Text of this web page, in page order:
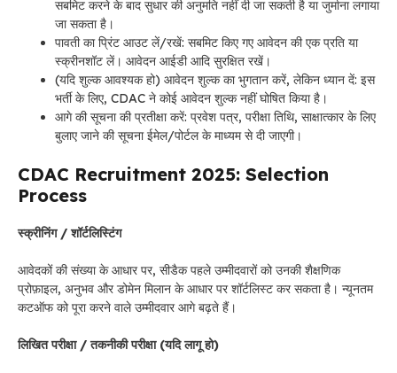
सबमिट करने के बाद सुधार की अनुमति नहीं दी जा सकती है या जुर्माना लगाया
जा सकता है।
पावती का प्रिंट आउट लें/रखें: सबमिट किए गए आवेदन की एक प्रति या
स्क्रीनशॉट लें। आवेदन आईडी आदि सुरक्षित रखें।
(यदि शुल्क आवश्यक हो) आवेदन शुल्क का भुगतान करें, लेकिन ध्यान दें: इस
भर्ती के लिए, CDAC ने कोई आवेदन शुल्क नहीं घोषित किया है।
आगे की सूचना की प्रतीक्षा करें: प्रवेश पत्र, परीक्षा तिथि, साक्षात्कार के लिए
बुलाए जाने की सूचना ईमेल/पोर्टल के माध्यम से दी जाएगी।
CDAC Recruitment 2025: Selection
Process
स्क्रीनिंग / शॉर्टलिस्टिंग
आवेदकों की संख्या के आधार पर, सीडैक पहले उम्मीदवारों को उनकी शैक्षणिक
प्रोफ़ाइल, अनुभव और डोमेन मिलान के आधार पर शॉर्टलिस्ट कर सकता है। न्यूनतम
कटऑफ को पूरा करने वाले उम्मीदवार आगे बढ़ते हैं।
लिखित परीक्षा / तकनीकी परीक्षा (यदि लागू हो)